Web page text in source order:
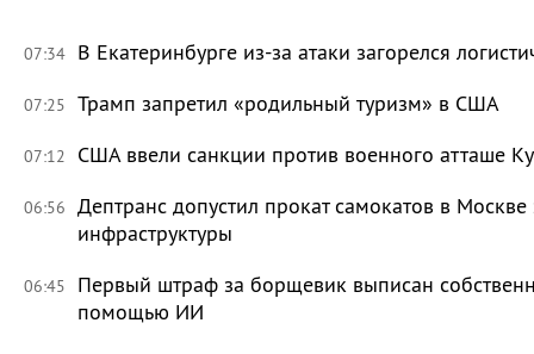
07:34 В Екатеринбурге из-за атаки загорелся
07:25 Трамп запретил «родильный туризм» в США
07:12 США ввели санкции против военного атташе
06:56 Дептранс допустил прокат самокатов в
инфраструктуры
06:45
Первый штраф за борщевик выписан
помощью ИИ